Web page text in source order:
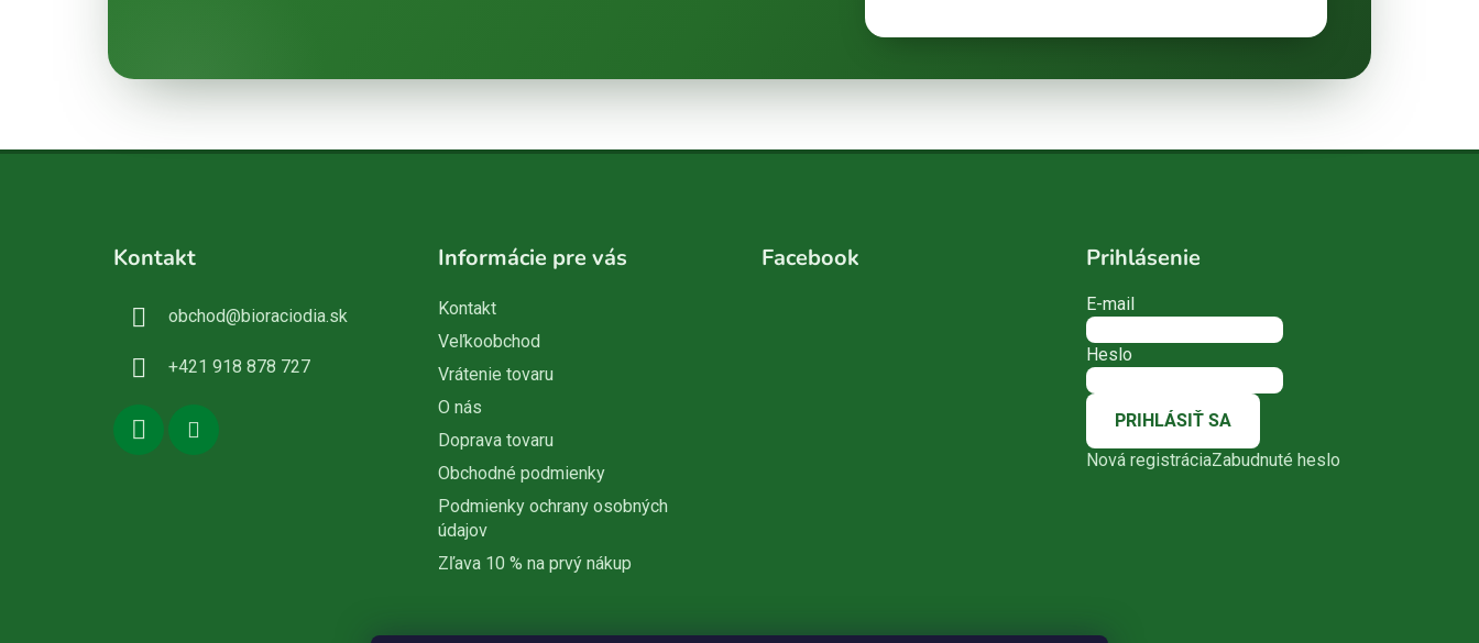
Kontakt
obchod@bioraciodia.sk
+421 918 878 727
Informácie pre vás
Kontakt
Veľkoobchod
Vrátenie tovaru
O nás
Doprava tovaru
Obchodné podmienky
Podmienky ochrany osobných
údajov
Zľava 10 % na prvý nákup
Facebook Prihlásenie
E-mail
Heslo
PRIHLÁSIŤ SA
Nová registráciaZabudnuté heslo